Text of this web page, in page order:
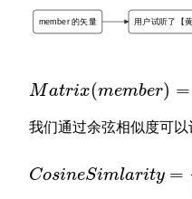
member 的矢量 用户试听了【
Matrix(member) =
M atr
我们通过余弦相似度可以
CosineSimlarity =
CosineSimlarity=Ma trix